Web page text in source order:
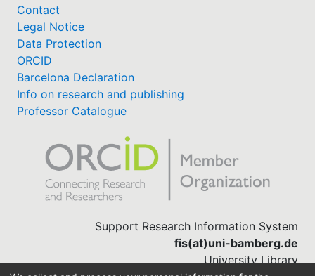
Im Rahmen dieses Projektes werden
öffentliche Veranstaltungen zur Mittelalter-
und Neuzeitarchäologie angeboten, die
regelmäßig an universitäre
Lehrveranstaltungsformate gekoppelt sind.
Hierzu zählen, neben der Archäologie-
Werkstatt, auch praktische
und Dokumentationsübungen, in denen
Ehrenamtliche und Studierende gemeinsam
forschen können. Somit wird
Fachstudierenden ein umfangreicher Einblick
einer erfolgreichen
Wissenschaftskommunitation und
Öffentlichkeitsarbeit ermöglicht. Die
Contact
Legal Notice
Data Protection
ORCID
Barcelona Declaration
Info on research and publishing
Professor Catalogue
Support Research Information System
fis(at)uni-bamberg.de
University Library